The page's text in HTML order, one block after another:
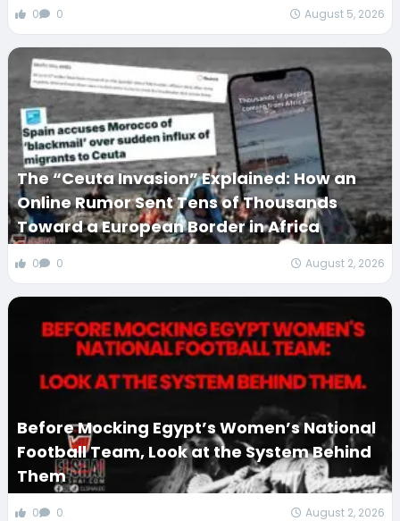
0 0 August 5, 2026
The “Ceuta Invasion” Explained: How an
Online Rumor Sent Tens of Thousands
Toward a European Border in Africa
0 0 August 2, 2026
Before Mocking Egypt’s Women’s National
Football Team, Look at the System Behind
Them
0 0 August 2, 2026